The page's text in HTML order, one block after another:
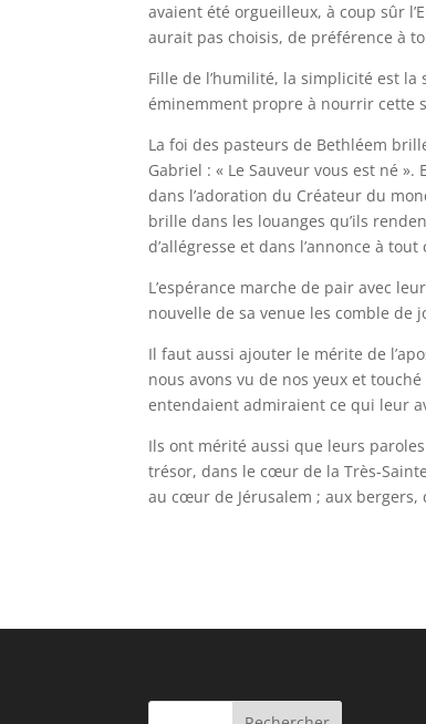
avaient été orgueilleux, à coup sûr
aurait pas choisis, de préférence à
Fille de l’humilité, la simplicité est
éminemment propre à nourrir cette
La foi des pasteurs de Bethléem
Gabriel : « Le Sauveur vous est né
dans l’adoration du Créateur du
brille dans les louanges qu’ils
d’allégresse et dans l’annonce à
L’espérance marche de pair avec
nouvelle de sa venue les comble de
Il faut aussi ajouter le mérite de
nous avons vu de nos yeux et
entendaient admiraient ce qui leur
Ils ont mérité aussi que leurs
trésor, dans le cœur de la Très-
au cœur de Jérusalem ; aux